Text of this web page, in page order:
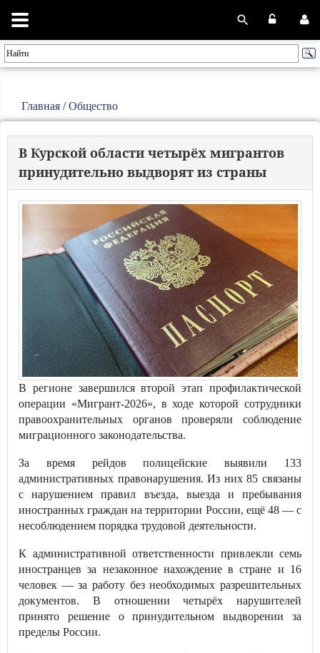
Главная /Общество
В Курской области четырёх мигрантов
принудительно выдворят из страны
В регионе завершился второй этап профилактической
операции «Мигрант-2026», в ходе которой сотрудники
правоохранительных органов проверяли соблюдение
миграционного законодательства.
За время рейдов полицейские выявили 133
административных правонарушения. Из них 85 связаны
с нарушением правил въезда, выезда и пребывания
иностранных граждан на территории России, ещё 48 — с
несоблюдением порядка трудовой деятельности.
К административной ответственности привлекли семь
иностранцев за незаконное нахождение в стране и 16
человек — за работу без необходимых разрешительных
документов. В отношении четырёх нарушителей
принято решение о принудительном выдворении за
пределы России.